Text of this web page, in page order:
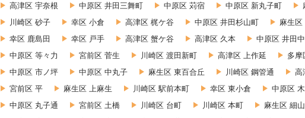
高津区 宇奈根
中原区 井田三舞町 中原区 苅宿 中原区 新丸子町
川崎区 砂子
幸区 小倉 高津区 梶ケ谷 中原区 井田杉山町 麻生区
幸区 鹿島田
幸区 戸手 高津区 蟹ケ谷 高津区 久本 中原区 井田
中原区 等々力
宮前区 菅生 川崎区 渡田新町 高津区 上作延
多摩
中原区 市ノ坪
中原区 中丸子 麻生区 東百合丘 川崎区 鋼管通 高
宮前区 平
麻生区 上麻生 川崎区 駅前本町 幸区 東小倉
中原区
中原区 丸子通
宮前区 土橋 川崎区 台町 川崎区 本町 麻生区 細山